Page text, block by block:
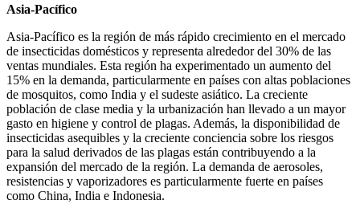
Asia-Pacífico
Asia-Pacífico es la región de más rápido crecimiento en el mercado
de insecticidas domésticos y representa alrededor del 30% de las
ventas mundiales. Esta región ha experimentado un aumento del
15% en la demanda, particularmente en países con altas poblaciones
de mosquitos, como India y el sudeste asiático. La creciente
población de clase media y la urbanización han llevado a un mayor
gasto en higiene y control de plagas. Además, la disponibilidad de
insecticidas asequibles y la creciente conciencia sobre los riesgos
para la salud derivados de las plagas están contribuyendo a la
expansión del mercado de la región. La demanda de aerosoles,
resistencias y vaporizadores es particularmente fuerte en países
como China, India e Indonesia.